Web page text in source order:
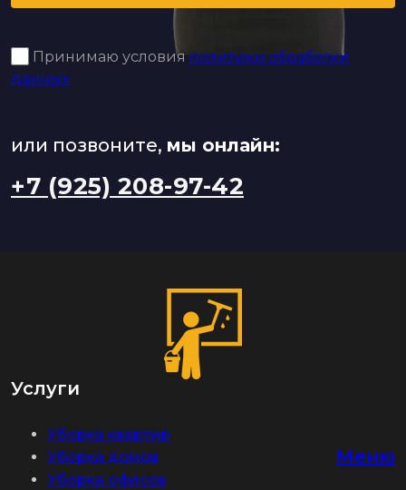
Принимаю условия политики обработки
данных
или позвоните, мы онлайн:
+7 (925) 208-97-42
Услуги
Уборка квартир
Уборка домов
Уборка офисов
Меню